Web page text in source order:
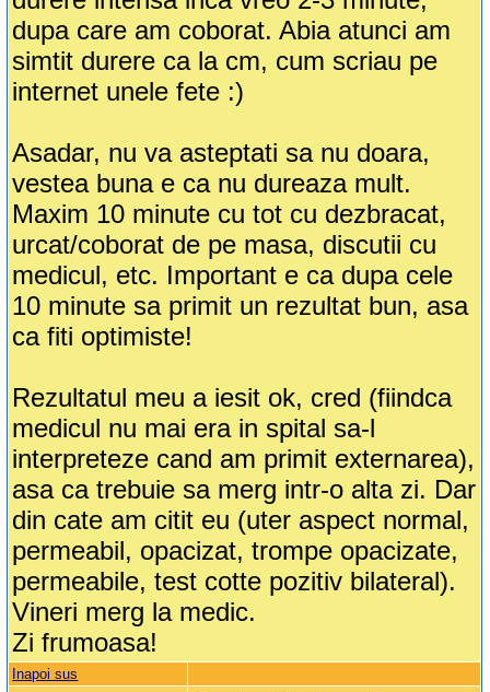
dupa care am coborat. Abia atunci am
simtit durere ca la cm, cum scriau pe
internet unele fete :)
Asadar, nu va asteptati sa nu doara,
vestea buna e ca nu dureaza mult.
Maxim 10 minute cu tot cu dezbracat,
urcat/coborat de pe masa, discutii cu
medicul, etc. Important e ca dupa cele
10 minute sa primit un rezultat bun, asa
ca fiti optimiste!
Rezultatul meu a iesit ok, cred (fiindca
medicul nu mai era in spital sa-l
interpreteze cand am primit externarea),
asa ca trebuie sa merg intr-o alta zi. Dar
din cate am citit eu (uter aspect normal,
permeabil, opacizat, trompe opacizate,
permeabile, test cotte pozitiv bilateral).
Vineri merg la medic.
Zi frumoasa!
Inapoi sus